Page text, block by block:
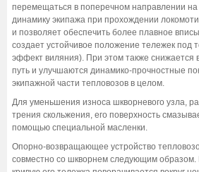
перемещаться в поперечном направлении
динамику экипажа при прохождении
и позволяет обеспечить более плавное
создает устойчивое положение тележек под
эффект виляния). При этом также снижается
путь и улучшаются динамико-прочностные
экипажной части тепловозов в целом.
Для уменьшения износа шкворневого узла,
трения скольжения, его поверхность
помощью специальной масленки.
Опорно-возвращающее устройство
совместно со шкворнем следующим образом.